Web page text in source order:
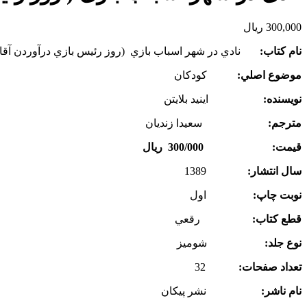
300,000 ریال
نام كتاب: نادي در شهر اسباب بازي (روز رئيس بازي درآوردن
موضوع اصلي: كودكان
نويسنده: اينيد بلايتن
مترجم: سعيدا زنديان
قيمت: 300/000 ريال
سال انتشار: 1389
نوبت چاپ: اول
قطع كتاب: رقعي
نوع جلد: شوميز
تعداد صفحات: 32
نام ناشر: نشر پيكان